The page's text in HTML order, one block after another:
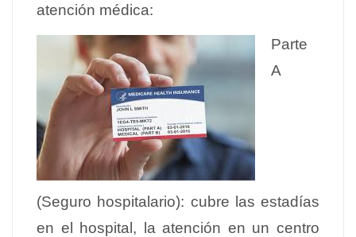
atención médica:
Parte
A
(Seguro hospitalario): cubre las estadías
en el hospital, la atención en un centro